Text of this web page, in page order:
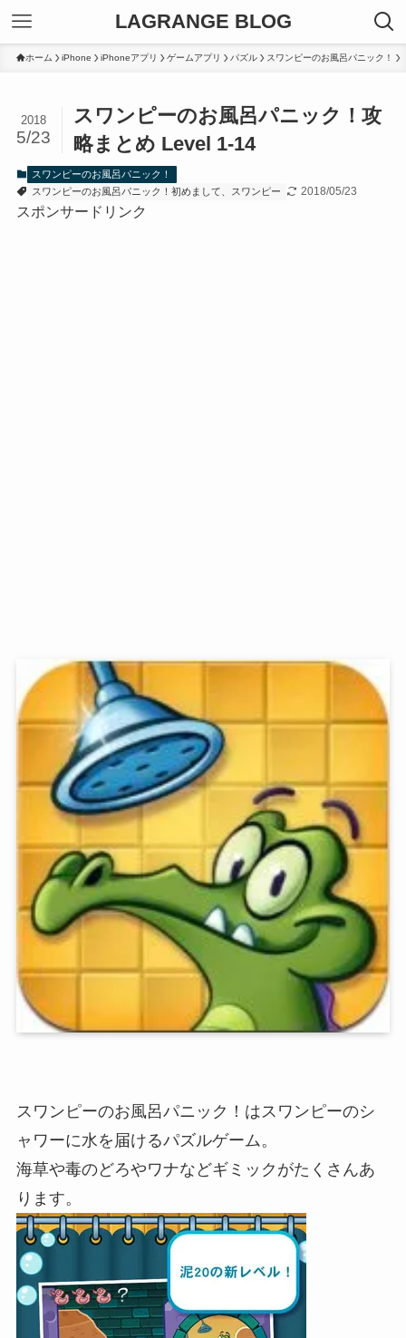
LAGRANGE BLOG
ホーム iPhone iPhoneアプリ ゲームアプリ パズル スワンピーのお風呂パニック！
スワンピーのお風呂パニック！攻
略まとめ Level 1-14
2018
5/23
スワンピーのお風呂パニック！
スワンピーのお風呂パニック！初めまして、スワンピー
2018/05/23
スポンサードリンク
スワンピーのお風呂パニック！はスワンピーのシ
ャワーに水を届けるパズルゲーム。
海草や毒のどろやワナなどギミックがたくさんあ
ります。